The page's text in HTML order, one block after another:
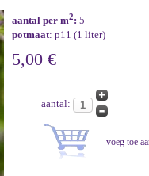
aantal per m2: 5
potmaat: p11 (1 liter)
5,00 €
aantal: